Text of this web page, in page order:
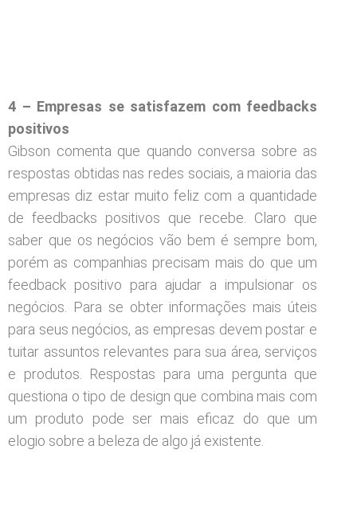
4 – Empresas se satisfazem com feedbacks
positivos
Gibson comenta que quando conversa sobre as
respostas obtidas nas redes sociais, a maioria das
empresas diz estar muito feliz com a quantidade
de feedbacks positivos que recebe. Claro que
saber que os negócios vão bem é sempre bom,
porém as companhias precisam mais do que um
feedback positivo para ajudar a impulsionar os
negócios. Para se obter informações mais úteis
para seus negócios, as empresas devem postar e
tuitar assuntos relevantes para sua área, serviços
e produtos. Respostas para uma pergunta que
questiona o tipo de design que combina mais com
um produto pode ser mais eficaz do que um
elogio sobre a beleza de algo já existente.